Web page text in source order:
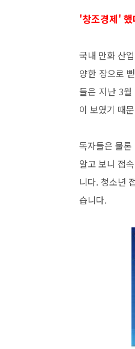
'창조경제' 했
국내 만화 산
양한 장으로
들은 지난 3
이 보였기 때
독자들은 물
알고 보니 접
니다. 청소년
습니다.